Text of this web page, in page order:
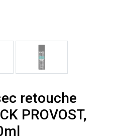
retouche
PROVOST,